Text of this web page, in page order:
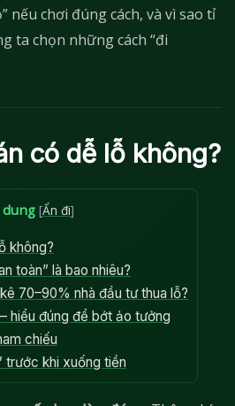
nếu chơi đúng cách, và vì sao tỉ
ta chọn những cách “đi
có dễ lỗ không?
[Ẩn đi]
không?
toàn” là bao nhiêu?
70–90% nhà đầu tư thua lỗ?
hiểu đúng để bớt ảo tưởng
chiếu
trước khi xuống tiền